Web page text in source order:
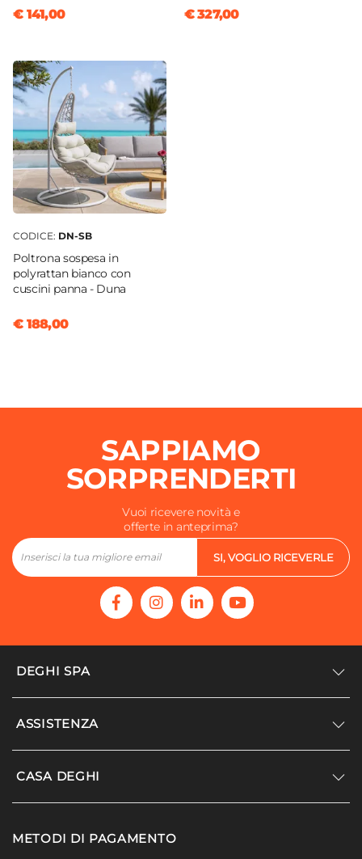
€ 141,00 € 327,00
CODICE: DN-SB
Poltrona sospesa in
polyrattan bianco con
cuscini panna - Duna
€ 188,00
SAPPIAMO
SORPRENDERTI
Vuoi ricevere novità e
offerte in anteprima?
SI, VOGLIO RICEVERLE
DEGHI SPA
Accedi/Registrati
Modello organizzativo e codice etico
ASSISTENZA
Supporto
Agevolazioni fiscali
CASA DEGHI
I nostri luoghi
METODI DI PAGAMENTO